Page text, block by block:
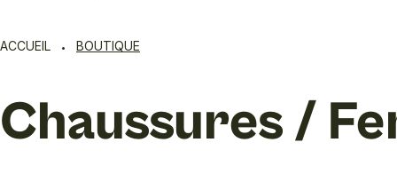
ACCUEIL BOUTIQUE
Chaussures /